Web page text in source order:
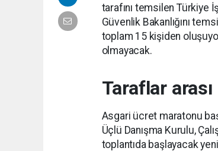
tarafını temsilen Türkiye
Güvenlik Bakanlığını
toplam 15 kişiden
olmayacak.
Taraflar
Asgari ücret maratonu
Üçlü Danışma Kurulu,
toplantıda başlayacak